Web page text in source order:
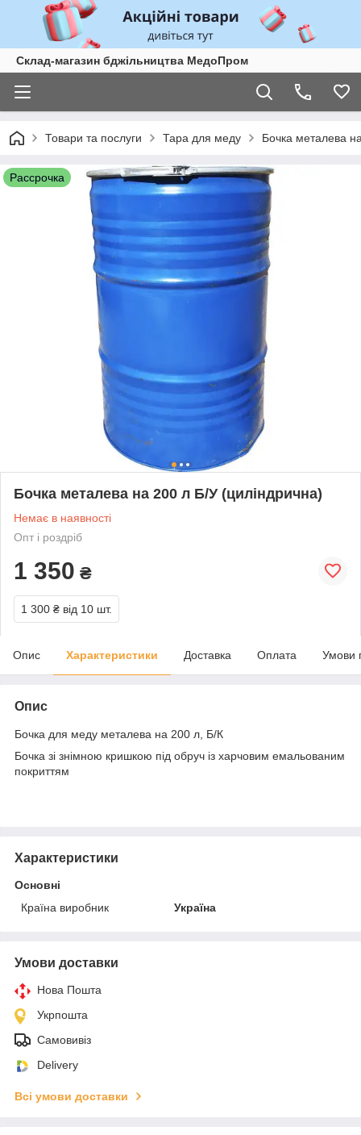
Склад-магазин бджільництва МедоПром
Товари та послуги Тара для меду Бочка металева
Рассрочка
Бочка металева на 200 л Б/У (циліндрична)
Немає в наявності
Опт і роздріб
1 350 ₴
1 300 ₴ від 10 шт.
Опис Характеристики Доставка Оплата Умови
Опис
Бочка для меду металева на 200 л, Б/К
Бочка зі знімною кришкою під обруч із харчовим емальованим
покриттям
Характеристики
Основні
Країна виробник
Україна
Умови доставки
Нова Пошта
Укрпошта
Самовивіз
Delivery
Всі умови доставки